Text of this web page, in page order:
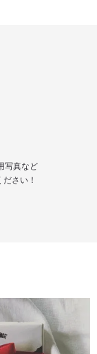
写真など
さい！